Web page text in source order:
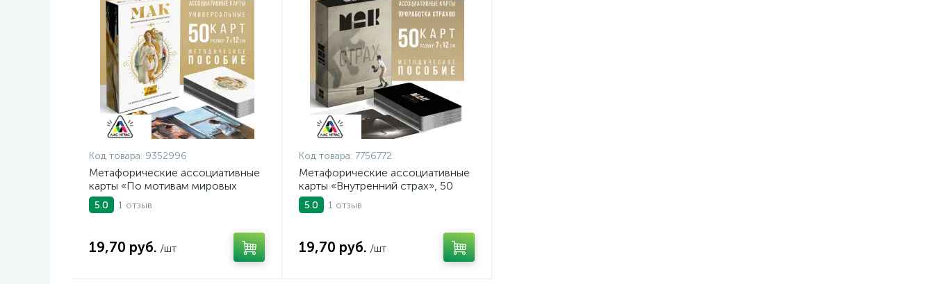
Код товара: 9352996
Метафорические ассоциативные
карты «По мотивам мировых
полотен», 50 карт
5.0 1 отзыв
19,70 руб. /шт
Код товара: 7756772
Метафорические ассоциативные
карты «Внутренний страх», 50
карт
5.0 1 отзыв
19,70 руб. /шт